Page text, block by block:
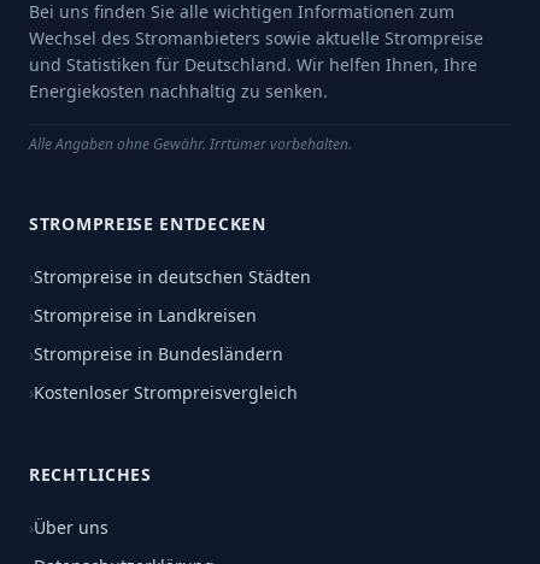
Bei uns finden Sie alle wichtigen Informationen zum
Wechsel des Stromanbieters sowie aktuelle Strompreise
und Statistiken für Deutschland. Wir helfen Ihnen, Ihre
Energiekosten nachhaltig zu senken.
Alle Angaben ohne Gewähr. Irrtümer vorbehalten.
STROMPREISE ENTDECKEN
›Strompreise in deutschen Städten
›Strompreise in Landkreisen
›Strompreise in Bundesländern
›Kostenloser Strompreisvergleich
RECHTLICHES
›Über uns